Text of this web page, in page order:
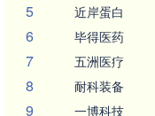
5 近岸蛋白
6 毕得医药
7 五洲医疗
8 耐科装备
9 一博科技